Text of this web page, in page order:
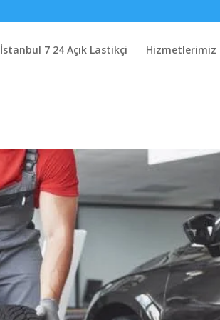
İstanbul 7 24 Açık Lastikçi Hizmetlerimiz